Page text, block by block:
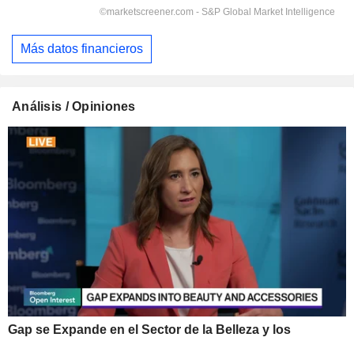
Más datos financieros
Análisis / Opiniones
Gap se Expande en el Sector de la Belleza y los